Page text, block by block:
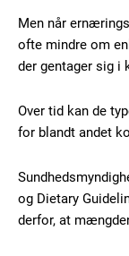
Men når
ofte mindre om
der gentager sig i
Over tid kan de
for blandt andet
og Dietary
derfor, at